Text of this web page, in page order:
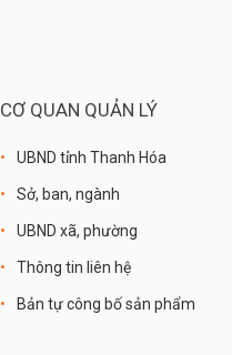
CƠ QUAN QUẢN LÝ
UBND tỉnh Thanh Hóa
Sở, ban, ngành
UBND xã, phường
Thông tin liên hệ
Bản tự công bố sản phẩm